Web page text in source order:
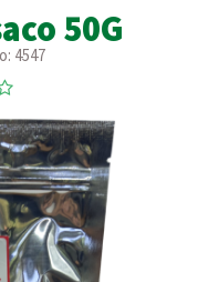
50G
4547